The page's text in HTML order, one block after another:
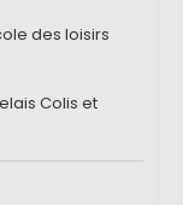
des loisirs
Colis et